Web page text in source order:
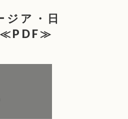
ジア・日
≪PDF≫